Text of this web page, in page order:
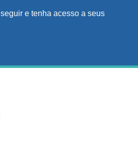
e tenha acesso a seus